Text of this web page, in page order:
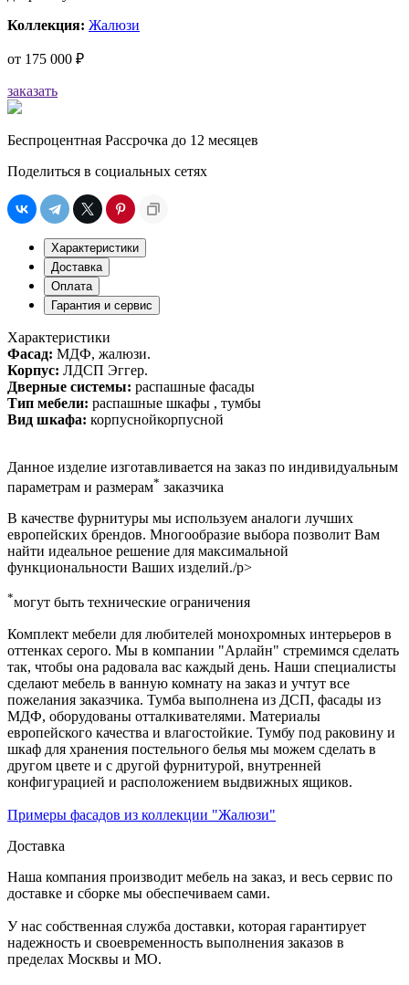
Коллекция: Жалюзи
от 175 000 ₽
заказать
Беспроцентная Рассрочка до 12 месяцев
Поделиться в социальных сетях
Характеристики
Доставка
Оплата
Гарантия и сервис
Характеристики
Фасад: МДФ, жалюзи.
Корпус: ЛДСП Эггер.
Дверные системы: распашные фасады
Тип мебели: распашные шкафы , тумбы
Вид шкафа: корпуснойкорпусной
Данное изделие изготавливается на заказ по индивидуальным
параметрам и размерам* заказчика
В качестве фурнитуры мы используем аналоги лучших
европейских брендов. Многообразие выбора позволит Вам
найти идеальное решение для максимальной
функциональности Ваших изделий./p>
*могут быть технические ограничения
Комплект мебели для любителей монохромных интерьеров в
оттенках серого. Мы в компании "Арлайн" стремимся сделать
так, чтобы она радовала вас каждый день. Наши специалисты
сделают мебель в ванную комнату на заказ и учтут все
пожелания заказчика. Тумба выполнена из ДСП, фасады из
МДФ, оборудованы отталкивателями. Материалы
европейского качества и влагостойкие. Тумбу под раковину и
шкаф для хранения постельного белья мы можем сделать в
другом цвете и с другой фурнитурой, внутренней
конфигурацией и расположением выдвижных ящиков.
Примеры фасадов из коллекции "Жалюзи"
Доставка
Наша компания производит мебель на заказ, и весь сервис по
доставке и сборке мы обеспечиваем сами.
У нас собственная служба доставки, которая гарантирует
надежность и своевременность выполнения заказов в
пределах Москвы и МО.